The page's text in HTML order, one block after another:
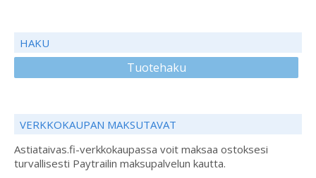
HAKU
Tuotehaku
VERKKOKAUPAN MAKSUTAVAT
Astiataivas.fi-verkkokaupassa voit maksaa ostoksesi
turvallisesti Paytrailin maksupalvelun kautta.